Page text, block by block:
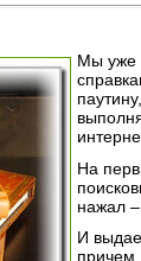
Мы уже
На
нажал –
И
причем